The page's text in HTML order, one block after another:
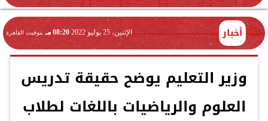
أخبار الإثنين، 25 يوليو 2022 08:20 مـ بتوقيت القاهرة
وزير التعليم يوضح حقيقة تدريس
العلوم والرياضيات باللغات لطلاب